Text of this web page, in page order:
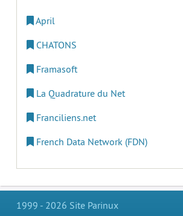
April
CHATONS
Framasoft
La Quadrature du Net
Franciliens.net
French Data Network (FDN)
1999 - 2026 Site Parinux